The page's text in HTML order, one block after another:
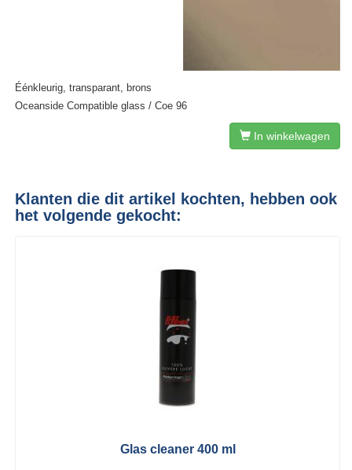
Éénkleurig, transparant, brons
Oceanside Compatible glass / Coe 96
In winkelwagen
Klanten die dit artikel kochten, hebben ook
het volgende gekocht:
Glas cleaner 400 ml